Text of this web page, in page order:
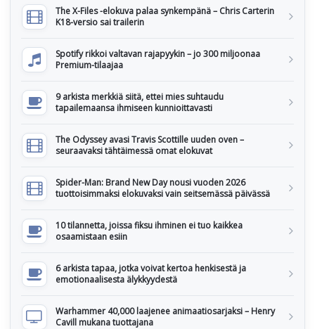
The X-Files -elokuva palaa synkempänä – Chris Carterin
K18-versio sai trailerin
Spotify rikkoi valtavan rajapyykin – jo 300 miljoonaa
Premium-tilaajaa
9 arkista merkkiä siitä, ettei mies suhtaudu
tapailemaansa ihmiseen kunnioittavasti
The Odyssey avasi Travis Scottille uuden oven –
seuraavaksi tähtäimessä omat elokuvat
Spider-Man: Brand New Day nousi vuoden 2026
tuottoisimmaksi elokuvaksi vain seitsemässä päivässä
10 tilannetta, joissa fiksu ihminen ei tuo kaikkea
osaamistaan esiin
6 arkista tapaa, jotka voivat kertoa henkisestä ja
emotionaalisesta älykkyydestä
Warhammer 40,000 laajenee animaatiosarjaksi – Henry
Cavill mukana tuottajana